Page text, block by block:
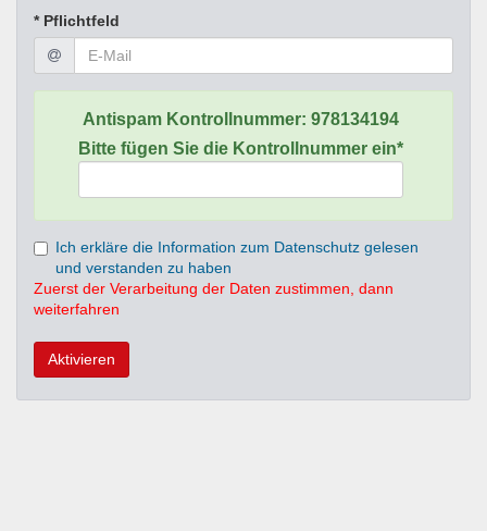
* Pflichtfeld
Antispam Kontrollnummer: 978134194
Bitte fügen Sie die Kontrollnummer ein*
Ich erkläre die Information zum Datenschutz gelesen
und verstanden zu haben
Zuerst der Verarbeitung der Daten zustimmen, dann
weiterfahren
Aktivieren